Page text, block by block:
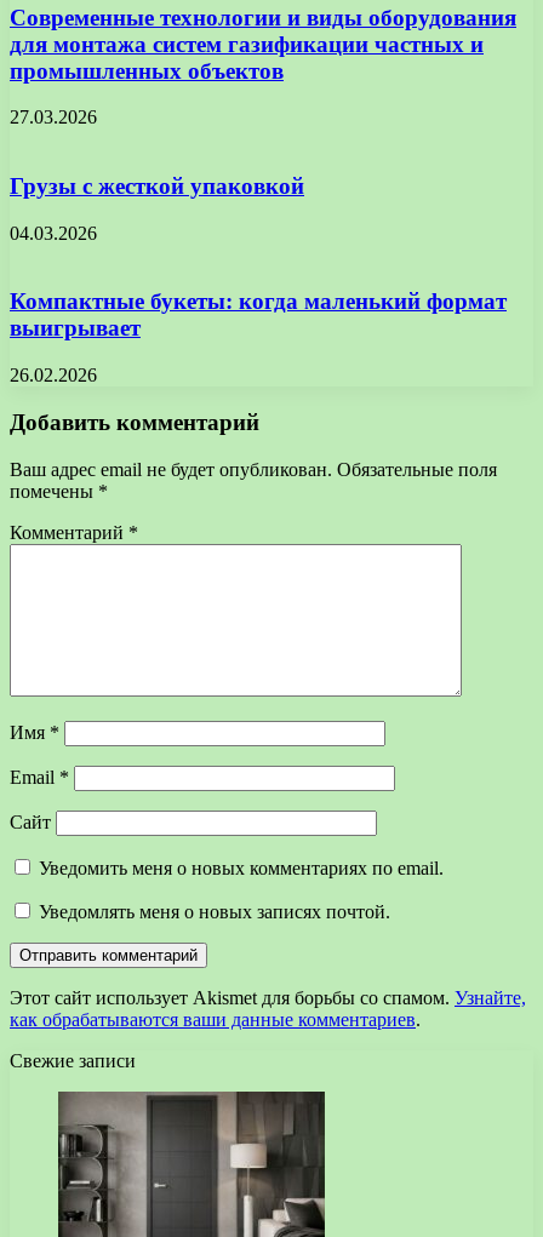
Современные технологии и виды оборудования
для монтажа систем газификации частных и
промышленных объектов
27.03.2026
Грузы с жесткой упаковкой
04.03.2026
Компактные букеты: когда маленький формат
выигрывает
26.02.2026
Добавить комментарий
Ваш адрес email не будет опубликован. Обязательные поля
помечены *
Комментарий *
Имя *
Email *
Сайт
Уведомить меня о новых комментариях по email.
Уведомлять меня о новых записях почтой.
Этот сайт использует Akismet для борьбы со спамом. Узнайте,
как обрабатываются ваши данные комментариев.
Свежие записи